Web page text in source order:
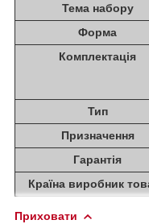
Тема набору
Форма
Комплектація
Тип
Призначення
Гарантія
Країна виробник
Приховати